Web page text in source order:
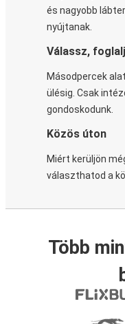
és nagyobb
nyújtanak.
Válassz,
Másodpercek
ülésig. Csak
gondoskodunk.
Közös úton
Miért kerüljön
választhatod a
Több